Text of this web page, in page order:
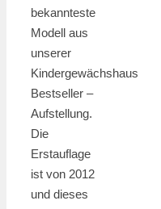
bekannteste
Modell aus
unserer
Kindergewächshaus
Bestseller –
Aufstellung.
Die
Erstauflage
ist von 2012
und dieses